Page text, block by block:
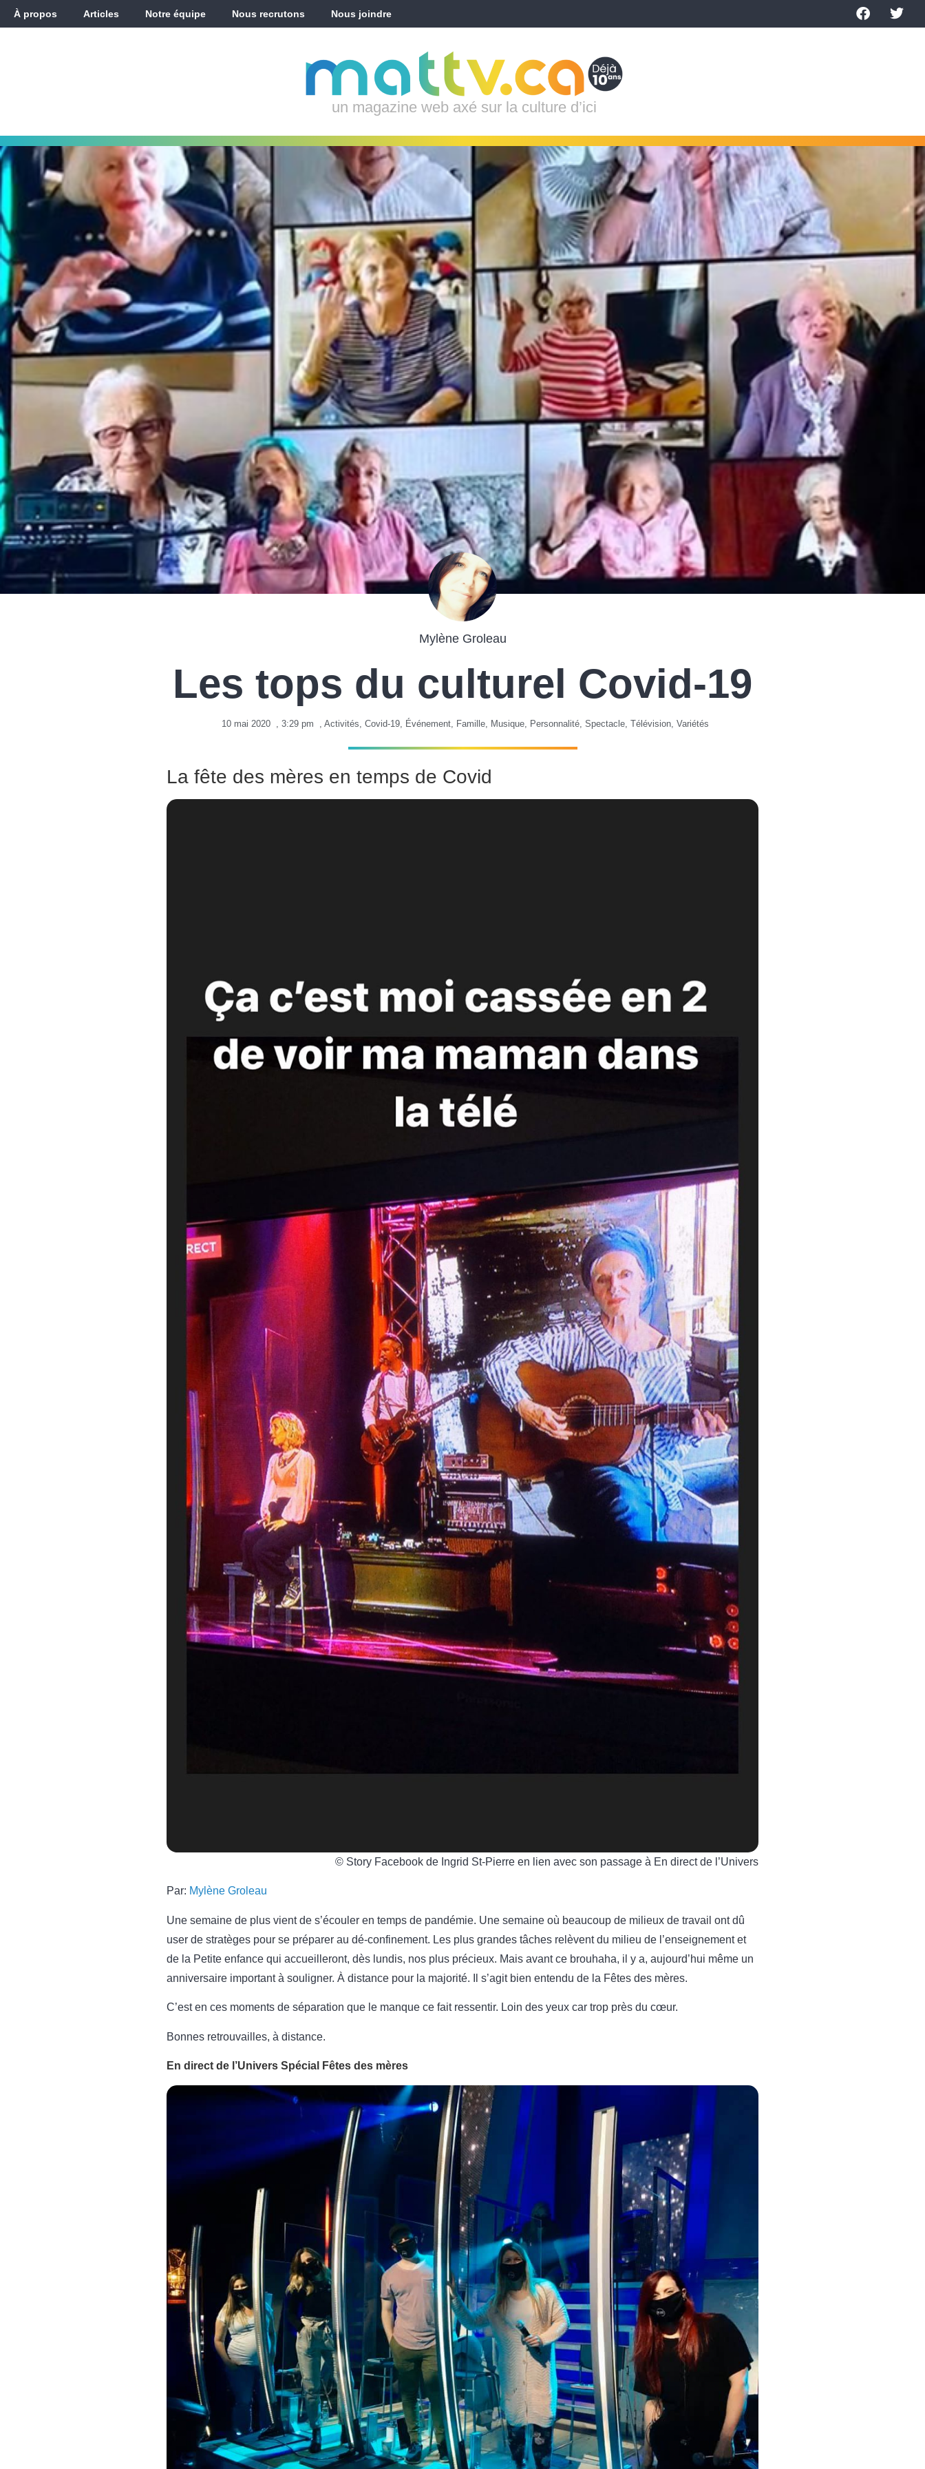
À propos Articles Notre équipe Nous recrutons Nous joindre
un magazine web axé sur la culture d’ici
Mylène Groleau
Les tops du culturel Covid-19
10 mai 2020 , 3:29 pm , Activités, Covid-19, Événement, Famille, Musique, Personnalité, Spectacle, Télévision, Variétés
La fête des mères en temps de Covid
© Story Facebook de Ingrid St-Pierre en lien avec son passage à En direct de l’Univers
Par: Mylène Groleau
Une semaine de plus vient de s’écouler en temps de pandémie. Une semaine où beaucoup de milieux de travail ont dû
user de stratèges pour se préparer au dé-confinement. Les plus grandes tâches relèvent du milieu de l’enseignement et
de la Petite enfance qui accueilleront, dès lundis, nos plus précieux. Mais avant ce brouhaha, il y a, aujourd’hui même un
anniversaire important à souligner. À distance pour la majorité. Il s’agit bien entendu de la Fêtes des mères.
C’est en ces moments de séparation que le manque ce fait ressentir. Loin des yeux car trop près du cœur.
Bonnes retrouvailles, à distance.
En direct de l’Univers Spécial Fêtes des mères